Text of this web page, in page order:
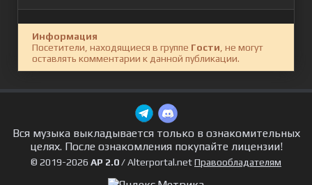
Информация
Посетители, находящиеся в группе Гости , не могут
оставлять комментарии к данной публикации.
Вся музыка выкладывается только в ознакомительных
целях. После ознакомления покупайте лицензии!
© 2019-2026 AP 2.0/ Alterportal.netПравообладателям